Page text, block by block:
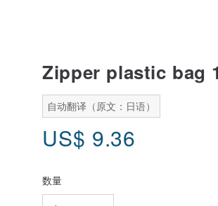
Zipper plastic bag
自动翻译（原文：日语）
US$ 9.36
数量